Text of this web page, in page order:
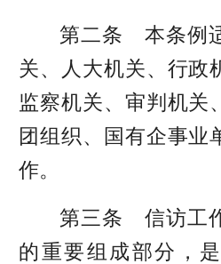
第二条 本条例
关、人大机关、行政
监察机关、审判机关
团组织、国有企事业
作。
第三条 信访工
的重要组成部分，